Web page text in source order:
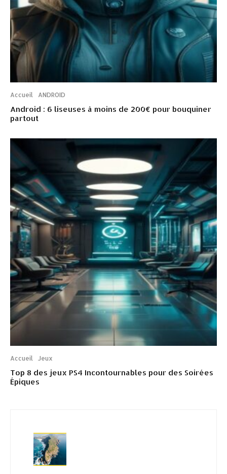
Accueil ANDROID
Android : 6 liseuses à moins de 200€ pour bouquiner
partout
Accueil Jeux
Top 8 des jeux PS4 Incontournables pour des Soirées
Épiques